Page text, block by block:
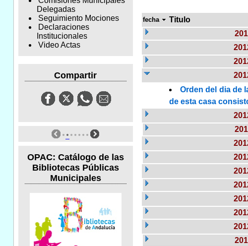
Delegadas
Seguimiento Mociones
Declaraciones
Institucionales
Video Actas
Compartir
OPAC: Catálogo de las
Bibliotecas Públicas
Municipales
fecha Titulo
Orden del dia de
de esta casa